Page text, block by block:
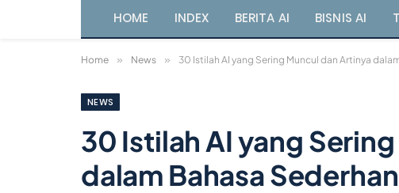
HOME INDEX BERITA AI BISNIS AI
Home » News » 30 Istilah AI yang Sering Muncul dan Artinya
NEWS
30 Istilah AI yang
dalam Bahasa